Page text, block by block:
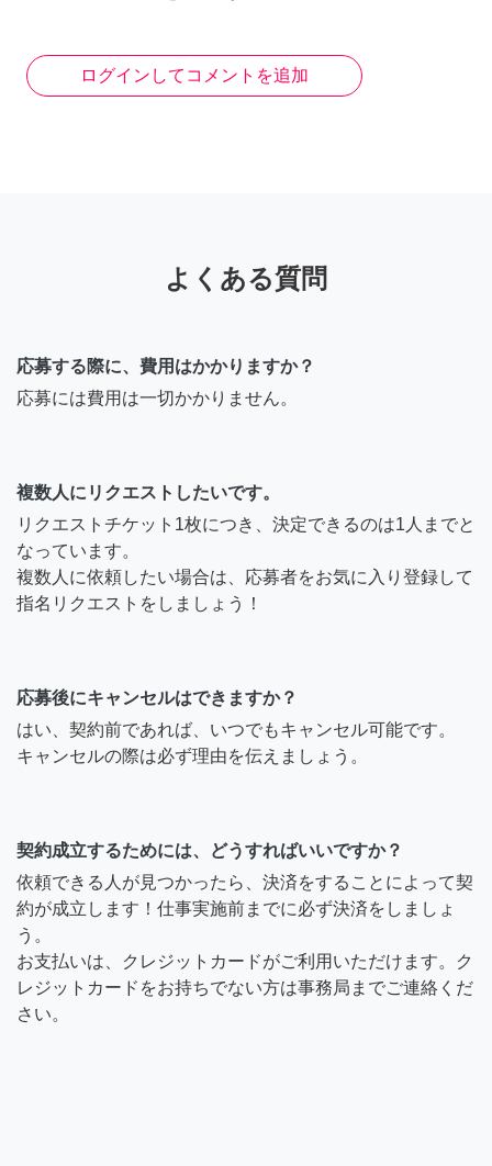
ログインしてコメントを追加
よくある質問
応募する際に、費用はかかりますか？
応募には費用は一切かかりません。
複数人にリクエストしたいです。
リクエストチケット1枚につき、決定できるのは1人までと
なっています。
複数人に依頼したい場合は、応募者をお気に入り登録して
指名リクエストをしましょう！
応募後にキャンセルはできますか？
はい、契約前であれば、いつでもキャンセル可能です。
キャンセルの際は必ず理由を伝えましょう。
契約成立するためには、どうすればいいですか？
依頼できる人が見つかったら、決済をすることによって契
約が成立します！仕事実施前までに必ず決済をしましょ
う。
お支払いは、クレジットカードがご利用いただけます。ク
レジットカードをお持ちでない方は事務局までご連絡くだ
さい。